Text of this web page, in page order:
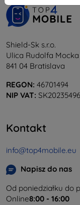
Shield-Sk s.r.o.
Ulica Rudolfa
841 04 Bratislava
REGON: 46701494
NIP VAT:
Kontakt
info@top4mobile.eu
Napisz do nas
Od poniedziałku do
Online8:00 - 16:00